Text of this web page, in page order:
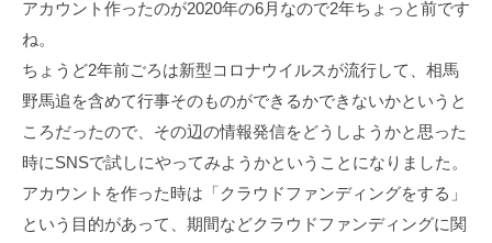
アカウント作ったのが2020年の6月なので2年ちょっと前です
ね。
ちょうど2年前ごろは新型コロナウイルスが流行して、相馬
野馬追を含めて行事そのものができるかできないかというと
ころだったので、その辺の情報発信をどうしようかと思った
時にSNSで試しにやってみようかということになりました。
アカウントを作った時は「クラウドファンディングをする」
という目的があって、期間などクラウドファンディングに関